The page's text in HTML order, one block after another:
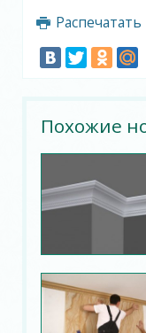
Распечатать
Похожие